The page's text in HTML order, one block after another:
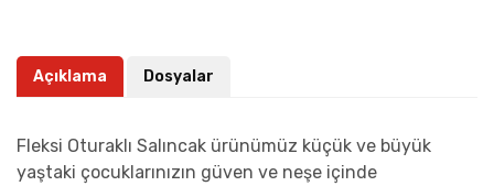
Açıklama Dosyalar
Fleksi Oturaklı Salıncak ürünümüz küçük ve büyük
yaştaki çocuklarınızın güven ve neşe içinde